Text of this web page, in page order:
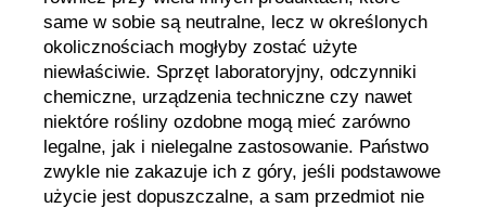
same w sobie są neutralne, lecz w określonych
okolicznościach mogłyby zostać użyte
niewłaściwie. Sprzęt laboratoryjny, odczynniki
chemiczne, urządzenia techniczne czy nawet
niektóre rośliny ozdobne mogą mieć zarówno
legalne, jak i nielegalne zastosowanie. Państwo
zwykle nie zakazuje ich z góry, jeśli podstawowe
użycie jest dopuszczalne, a sam przedmiot nie